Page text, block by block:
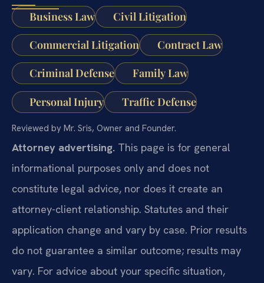
Business Law
Civil Litigation
Commercial Litigation Contract Law
Criminal Defense Family Law
Personal Injury Traffic Defense
Reviewed by Mr. Sris, Owner and Founder.
Attorney advertising. This page is for general
informational purposes only and does not
constitute legal advice, nor does it create an
attorney-client relationship. Statutes and their
application change and vary by case. Prior results
do not guarantee a similar outcome; results may
vary. For advice about your specific situation,